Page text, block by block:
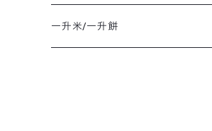
一升米/一升餅